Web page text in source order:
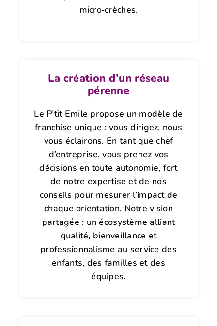
micro‑crèches.
La création d’un réseau
pérenne
Le P’tit Emile propose un modèle de
franchise unique : vous dirigez, nous
vous éclairons. En tant que chef
d’entreprise, vous prenez vos
décisions en toute autonomie, fort
de notre expertise et de nos
conseils pour mesurer l’impact de
chaque orientation. Notre vision
partagée : un écosystème alliant
qualité, bienveillance et
professionnalisme au service des
enfants, des familles et des
équipes.